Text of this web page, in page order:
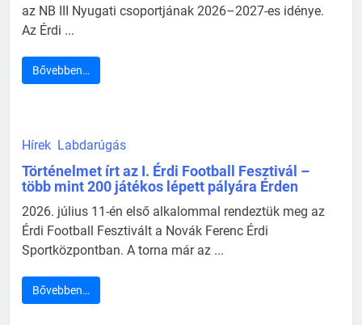
az NB III Nyugati csoportjának 2026–2027-es idénye.
Az Érdi ...
Bővebben…
Hírek Labdarúgás
Történelmet írt az I. Érdi Football Fesztivál –
több mint 200 játékos lépett pályára Érden
2026. július 11-én első alkalommal rendeztük meg az
Érdi Football Fesztivált a Novák Ferenc Érdi
Sportközpontban. A torna már az ...
Bővebben…